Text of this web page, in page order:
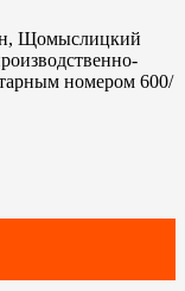
Щомыслицкий
номером 600/